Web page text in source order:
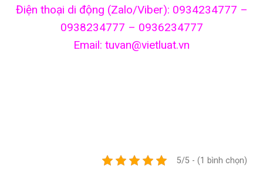
Điện thoại di động (Zalo/Viber): 0934234777 –
0938234777 – 0936234777
Email: tuvan@vietluat.vn
5/5 - (1 bình chọn)